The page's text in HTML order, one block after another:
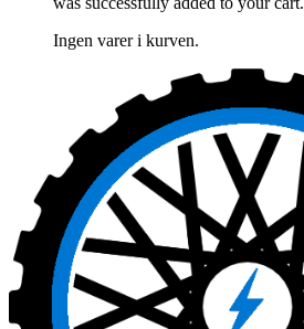
Ingen varer i kurven.